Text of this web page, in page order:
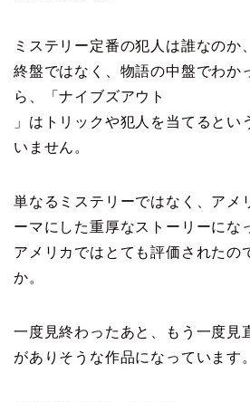
ミステリー定番の犯人は誰なのか
終盤ではなく、物語の中盤でわか
ら、「ナイブズアウト
」はトリックや犯人を当てるとい
いません。
単なるミステリーではなく、アメ
ーマにした重厚なストーリーにな
アメリカではとても評価されたの
か。
一度見終わったあと、もう一度見
がありそうな作品になっています。